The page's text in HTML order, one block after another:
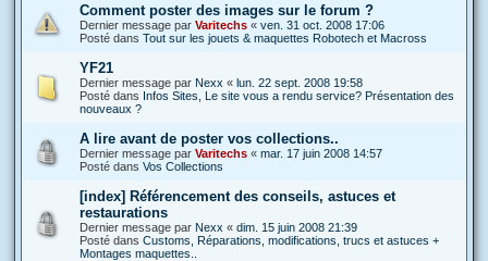
Comment poster des images sur le forum ?
Dernier message par Varitechs « ven. 31 oct. 2008 17:06
Posté dans Tout sur les jouets & maquettes Robotech et Macross
YF21
Dernier message par Nexx « lun. 22 sept. 2008 19:58
Posté dans Infos Sites, Le site vous a rendu service? Présentation des
nouveaux ?
A lire avant de poster vos collections..
Dernier message par Varitechs « mar. 17 juin 2008 14:57
Posté dans Vos Collections
[index] Référencement des conseils, astuces et
restaurations
Dernier message par Nexx « dim. 15 juin 2008 21:39
Posté dans Customs, Réparations, modifications, trucs et astuces +
Montages maquettes..